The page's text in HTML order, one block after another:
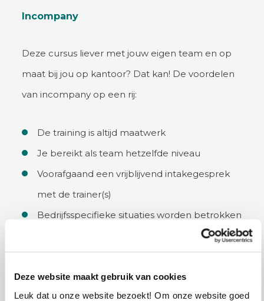
Deze website maakt gebruik van cookies
Leuk dat u onze website bezoekt! Om onze website goed
Incompany
Deze cursus liever met jouw eigen team en op
maat bij jou op kantoor? Dat kan! De voordelen
van incompany op een rij:
De training is altijd maatwerk
Je bereikt als team hetzelfde niveau
Voorafgaand een vrijblijvend intakegesprek
met de trainer(s)
Bedrijfsspecifieke situaties worden betrokken
Incompany aanvragen